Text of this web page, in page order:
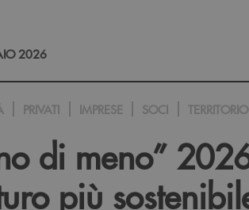
2026
PRIVATI IMPRESE SOCI TERRITORIO
di meno”
più